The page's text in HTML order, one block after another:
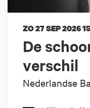
De
verschil
Nederlandse
ZO 27 SEP 2026